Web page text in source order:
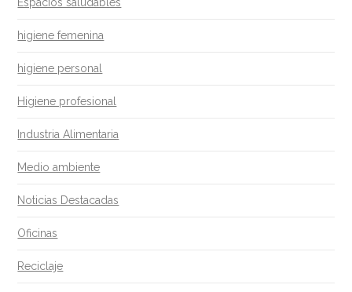
higiene femenina
higiene personal
Higiene profesional
Industria Alimentaria
Medio ambiente
Noticias Destacadas
Oficinas
Reciclaje